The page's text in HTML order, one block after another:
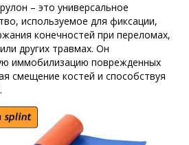
– это универсальное
используемое для фиксации,
конечностей при переломах,
других травмах. Он
иммобилизацию поврежденных
смещение костей и способствуя